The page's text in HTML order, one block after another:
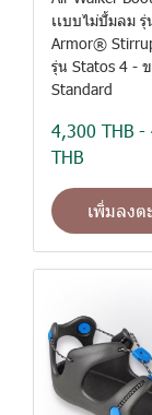
เเบบไม่ปั้มลม
Armor®
รุ่น Statos 4 -
Standard
4,300 THB -
THB
เพิ่มลงต